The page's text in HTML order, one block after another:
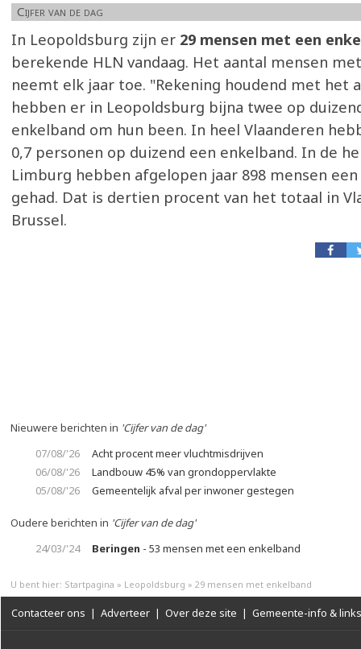
Cijfer van de dag
In Leopoldsburg zijn er 29 mensen met een
berekende HLN vandaag. Het aantal mensen
neemt elk jaar toe. "Rekening houdend met het
hebben er in Leopoldsburg bijna twee op
enkelband om hun been. In heel Vlaanderen
0,7 personen op duizend een enkelband. In de
Limburg hebben afgelopen jaar 898 mensen
gehad. Dat is dertien procent van het totaal in
Brussel.
Nieuwere berichten in 'Cijfer van de dag'
07/08/'26
Acht procent meer vluchtmisdrijven
06/08/'26
Landbouw 45% van grondoppervlakte
05/08/'26
Gemeentelijk afval per inwoner gestegen
Oudere berichten in 'Cijfer van de dag'
24/03/'24
Beringen - 53 mensen met een enkelband
U bent hier: Startpagina » Leopoldsburg » 29 mensen met enkelband
Contacteer ons | Adverteer | Over deze site | Gemeente-info & links